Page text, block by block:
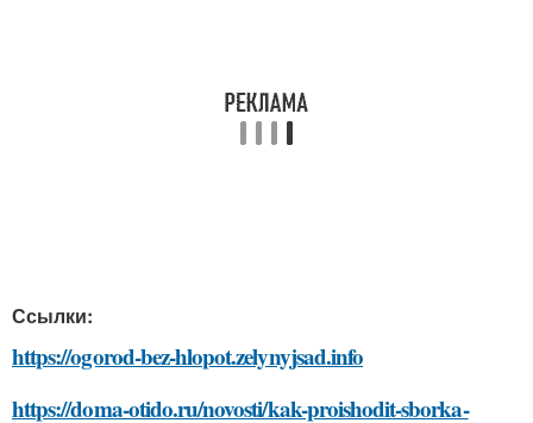
Ссылки:
https://ogorod-bez-hlopot.zelynyjsad.info
https://doma-otido.ru/novosti/kak-proishodit-sborka-